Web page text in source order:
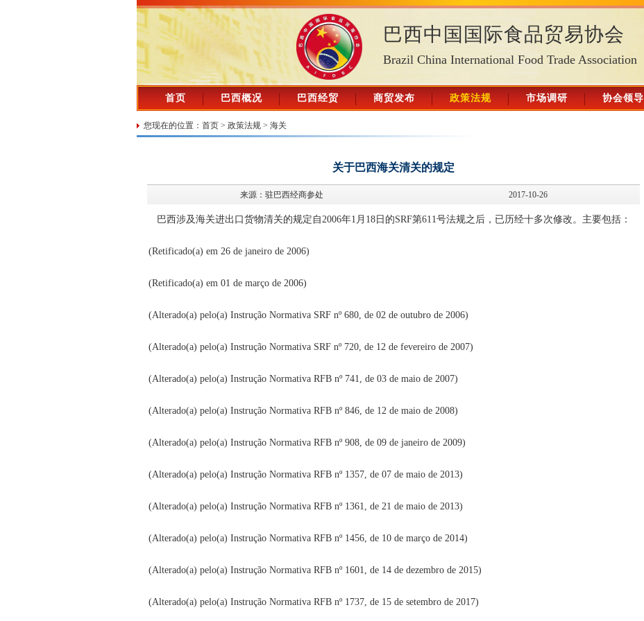
巴西中国国际食品贸易协会
Brazil China International Food Trade Association
首页 巴西概况 巴西经贸 商贸发布 政策法规 市场调研 协会领导
您现在的位置： 首页 > 政策法规 > 海关
关于巴西海关清关的规定
来源：驻巴西经商参处 2017-10-26
巴西涉及海关进出口货物清关的规定自2006年1月18日的SRF第611号法规之后，已历经十多次修改。主要包括：
(Retificado(a) em 26 de janeiro de 2006)
(Retificado(a) em 01 de março de 2006)
(Alterado(a) pelo(a) Instrução Normativa SRF nº 680, de 02 de outubro de 2006)
(Alterado(a) pelo(a) Instrução Normativa SRF nº 720, de 12 de fevereiro de 2007)
(Alterado(a) pelo(a) Instrução Normativa RFB nº 741, de 03 de maio de 2007)
(Alterado(a) pelo(a) Instrução Normativa RFB nº 846, de 12 de maio de 2008)
(Alterado(a) pelo(a) Instrução Normativa RFB nº 908, de 09 de janeiro de 2009)
(Alterado(a) pelo(a) Instrução Normativa RFB nº 1357, de 07 de maio de 2013)
(Alterado(a) pelo(a) Instrução Normativa RFB nº 1361, de 21 de maio de 2013)
(Alterado(a) pelo(a) Instrução Normativa RFB nº 1456, de 10 de março de 2014)
(Alterado(a) pelo(a) Instrução Normativa RFB nº 1601, de 14 de dezembro de 2015)
(Alterado(a) pelo(a) Instrução Normativa RFB nº 1737, de 15 de setembro de 2017)